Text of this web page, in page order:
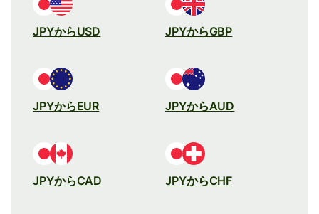
JPYからUSD JPYからGBP
JPYからEUR JPYからAUD
JPYからCAD JPYからCHF